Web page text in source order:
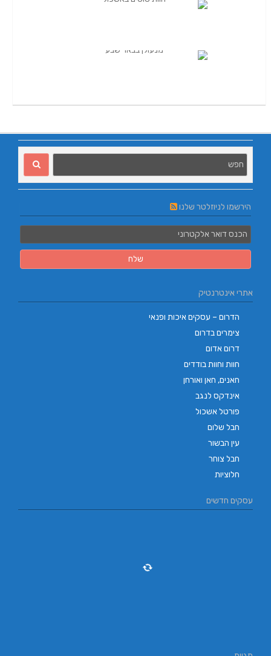
הירשמו לניוזלטר שלנו
אתרי אינטרנטיק
הדרום – עסקים איכות ופנאי
צימרים בדרום
דרום אדום
חוות וחוות בודדים
חאנים, חאן ואורחן
אינדקס לנגב
פורטל אשכול
חבל שלום
עין הבשור
חבל צוחר
חלוציות
עסקים חדשים